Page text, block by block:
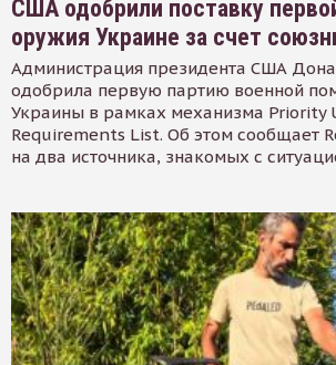
США одобрили поставку
оружия Украине за счет
Администрация президента США
одобрила первую партию военной
Украины в рамках механизма Priority
Requirements List. Об этом сообщает
на два источника, знакомых с